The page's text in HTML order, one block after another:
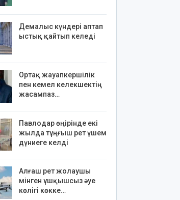
Демалыс күндері аптап
ыстық қайтып келеді
Ортақ жауапкершілік
пен кемел келекшектің
жасампаз…
Павлодар өңірінде екі
жылда тұңғыш рет үшем
дүниеге келді
Алғаш рет жолаушы
мінген ұшқышсыз әуе
көлігі көкке…